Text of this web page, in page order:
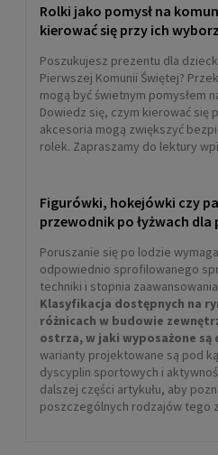
Rolki freeride
1 259,00 zł
DO KOSZYKA
Rolki rekreacyjne
ALEXIS 84 PRO
Rolki jako pomysł na
kierować się przy ich
Poszukujesz prezentu dla
Pierwszej Komunii Świętej?
mogą być świetnym pomysłem
Dowiedz się, czym kierować się
akcesoria mogą zwiększyć
rolek. Zapraszamy do lektury
Figurówki, hokejówki czy
przewodnik po łyżwach
Poruszanie się po lodzie
odpowiednio sprofilowanego
techniki i stopnia
Klasyfikacja dostępnych na
różnicach w budowie
ostrza, w jaki wyposażone są
warianty projektowane są pod
dyscyplin sportowych i
dalszej części artykułu, aby
poszczególnych rodzajów tego